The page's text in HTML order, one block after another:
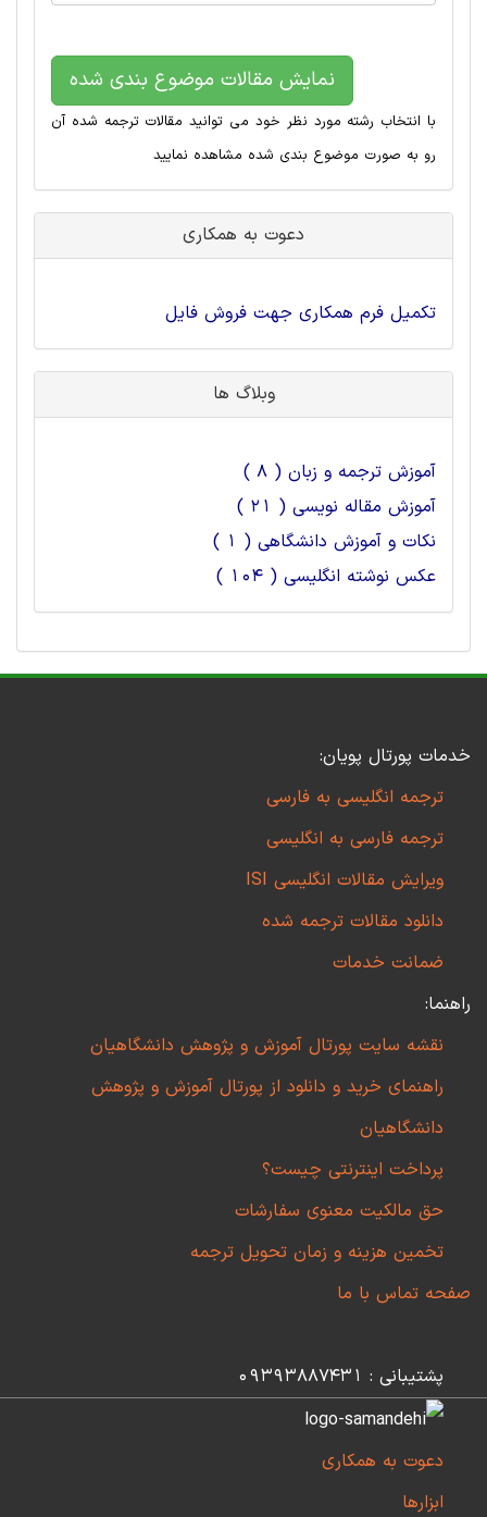
نمایش مقالات موضوع بندی شده
با انتخاب رشته مورد نظر خود می توانید مقالات ترجمه شده آن
رو به صورت موضوع بندی شده مشاهده نمایید
دعوت به همکاری
تکمیل فرم همکاری جهت فروش فایل
وبلاگ ها
آموزش ترجمه و زبان ( 8 )
آموزش مقاله نویسی ( 21 )
نکات و آموزش دانشگاهی ( 1 )
عکس نوشته انگلیسی ( 104 )
خدمات پورتال پویان:
ترجمه انگلیسی به فارسی
ترجمه فارسی به انگلیسی
ویرایش مقالات انگلیسی ISI
دانلود مقالات ترجمه شده
ضمانت خدمات
راهنما:
نقشه سایت پورتال آموزش و پژوهش دانشگاهیان
راهنمای خرید و دانلود از پورتال آموزش و پژوهش
دانشگاهیان
پرداخت اینترنتی چیست؟
حق مالکیت معنوی سفارشات
تخمین هزینه و زمان تحویل ترجمه
صفحه تماس با ما
پشتیبانی : 09393887431
دعوت به همکاری
ابزارها